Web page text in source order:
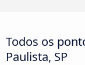
Todos os
Paulista, SP